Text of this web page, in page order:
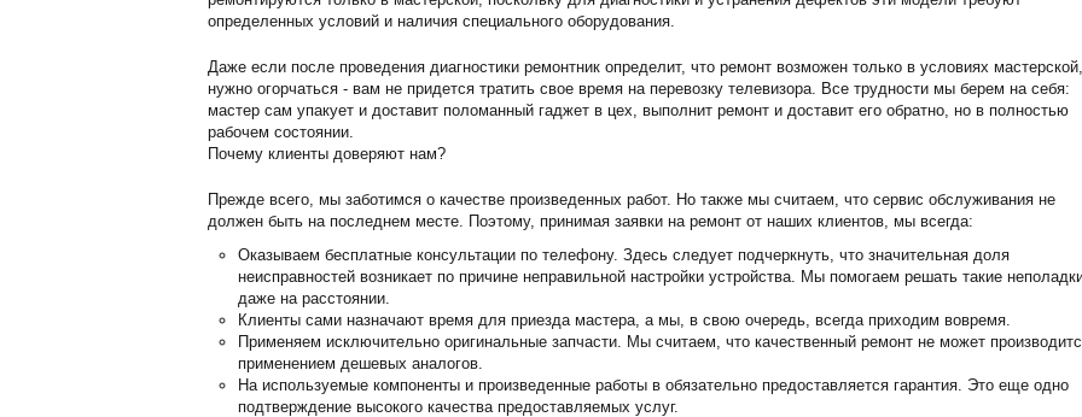
определенных условий и наличия специального оборудования.
Даже если после проведения диагностики ремонтник определит, что ремонт возможен только в условиях
нужно огорчаться - вам не придется тратить свое время на перевозку телевизора. Все трудности мы берем на себя:
мастер сам упакует и доставит поломанный гаджет в цех, выполнит ремонт и доставит его обратно, но в полностью
рабочем состоянии.
Почему клиенты доверяют нам?
Прежде всего, мы заботимся о качестве произведенных работ. Но также мы считаем, что сервис обслуживания не
должен быть на последнем месте. Поэтому, принимая заявки на ремонт от наших клиентов, мы всегда:
Оказываем бесплатные консультации по телефону. Здесь следует подчеркнуть, что значительная доля
неисправностей возникает по причине неправильной настройки устройства. Мы помогаем решать такие
даже на расстоянии.
Клиенты сами назначают время для приезда мастера, а мы, в свою очередь, всегда приходим вовремя.
Применяем исключительно оригинальные запчасти. Мы считаем, что качественный ремонт не может
применением дешевых аналогов.
На используемые компоненты и произведенные работы в обязательно предоставляется гарантия. Это еще одно
подтверждение высокого качества предоставляемых услуг.